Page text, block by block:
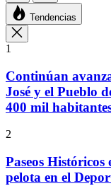
Tendencias
1
Continúan
José y el Pueblo
400 mil
2
Paseos
pelota en el